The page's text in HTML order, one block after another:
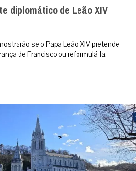
diplomático de Leão XIV
se o Papa Leão XIV pretende
de Francisco ou reformulá-la.